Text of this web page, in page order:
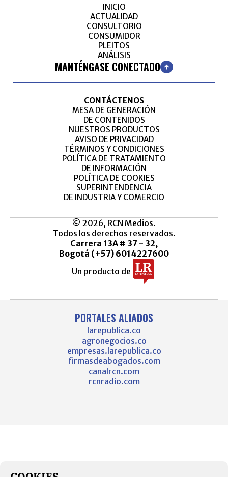
INICIO
ACTUALIDAD
CONSULTORIO
CONSUMIDOR
PLEITOS
ANÁLISIS
MANTÉNGASE CONECTADO
CONTÁCTENOS
MESA DE GENERACIÓN
DE CONTENIDOS
NUESTROS PRODUCTOS
AVISO DE PRIVACIDAD
TÉRMINOS Y CONDICIONES
POLÍTICA DE TRATAMIENTO
DE INFORMACIÓN
POLÍTICA DE COOKIES
SUPERINTENDENCIA
DE INDUSTRIA Y COMERCIO
© 2026, RCN Medios.
Todos los derechos reservados.
Carrera 13A # 37 - 32,
Bogotá (+57) 6014227600
Un producto de
PORTALES ALIADOS
larepublica.co
agronegocios.co
empresas.larepublica.co
firmasdeabogados.com
canalrcn.com
rcnradio.com